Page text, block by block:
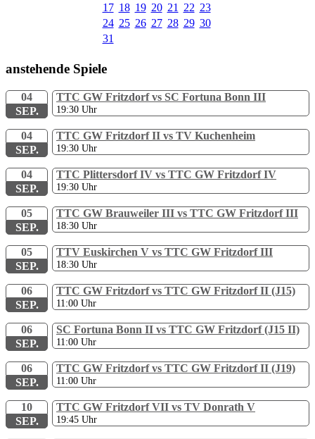
17 18 19 20 21 22 23
24 25 26 27 28 29 30
31
anstehende Spiele
04
SEP.
TTC GW Fritzdorf vs SC Fortuna Bonn III
19:30 Uhr
04
SEP.
TTC GW Fritzdorf II vs TV Kuchenheim
19:30 Uhr
04
SEP.
TTC Plittersdorf IV vs TTC GW Fritzdorf IV
19:30 Uhr
05
SEP.
TTC GW Brauweiler III vs TTC GW Fritzdorf III
18:30 Uhr
05
SEP.
TTV Euskirchen V vs TTC GW Fritzdorf III
18:30 Uhr
06
SEP.
TTC GW Fritzdorf vs TTC GW Fritzdorf II (J15)
11:00 Uhr
06
SEP.
SC Fortuna Bonn II vs TTC GW Fritzdorf (J15 II)
11:00 Uhr
06
SEP.
TTC GW Fritzdorf vs TTC GW Fritzdorf II (J19)
11:00 Uhr
10
SEP.
TTC GW Fritzdorf VII vs TV Donrath V
19:45 Uhr